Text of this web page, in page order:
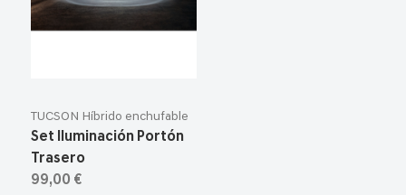
TUCSON Híbrido enchufable
Set Iluminación Portón
Trasero
99,00 €